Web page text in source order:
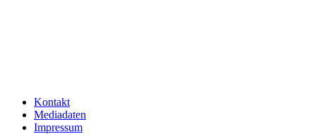
Kontakt
Mediadaten
Impressum